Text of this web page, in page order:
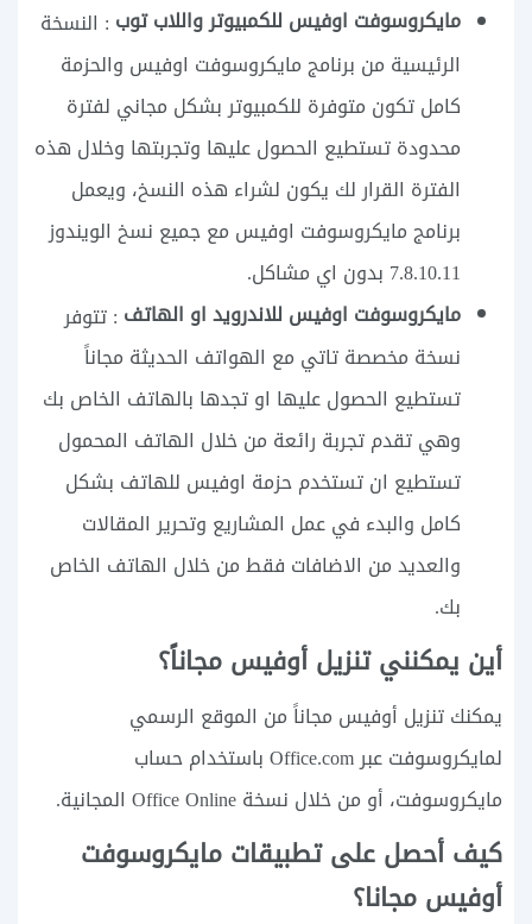
مايكروسوفت اوفيس للكمبيوتر واللاب توب : النسخة
الرئيسية من برنامج مايكروسوفت اوفيس والحزمة
كامل تكون متوفرة للكمبيوتر بشكل مجاني لفترة
محدودة تستطيع الحصول عليها وتجربتها وخلال هذه
الفترة القرار لك يكون لشراء هذه النسخ، ويعمل
برنامج مايكروسوفت اوفيس مع جميع نسخ الويندوز
7.8.10.11 بدون اي مشاكل.
مايكروسوفت اوفيس للاندرويد او الهاتف : تتوفر
نسخة مخصصة تاتي مع الهواتف الحديثة مجاناً
تستطيع الحصول عليها او تجدها بالهاتف الخاص بك
وهي تقدم تجربة رائعة من خلال الهاتف المحمول
تستطيع ان تستخدم حزمة اوفيس للهاتف بشكل
كامل والبدء في عمل المشاريع وتحرير المقالات
والعديد من الاضافات فقط من خلال الهاتف الخاص
بك.
أين يمكنني تنزيل أوفيس مجاناً؟
يمكنك تنزيل أوفيس مجاناً من الموقع الرسمي
لمايكروسوفت عبر Office.com باستخدام حساب
مايكروسوفت، أو من خلال نسخة Office Online المجانية.
كيف أحصل على تطبيقات مايكروسوفت
أوفيس مجانا؟